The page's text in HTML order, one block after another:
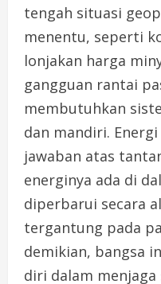
tengah situasi
menentu, seperti
lonjakan harga
gangguan rantai
membutuhkan
dan mandiri.
jawaban atas
energinya ada di
diperbarui secara
tergantung pada
demikian, bangsa
diri dalam